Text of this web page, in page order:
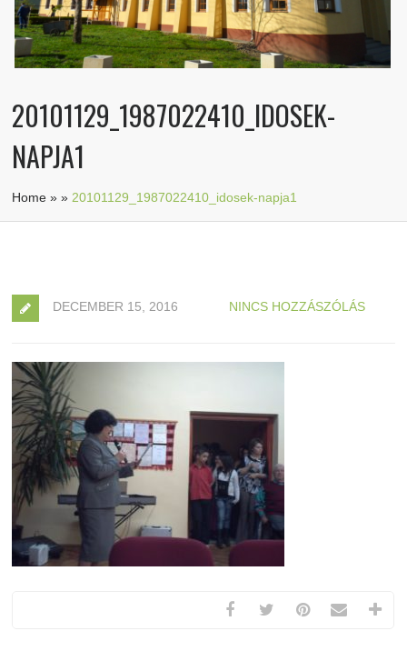
20101129_1987022410_IDOSEK-
NAPJA1
Home »» 20101129_1987022410_idosek-napja1
DECEMBER 15, 2016 NINCS HOZZÁSZÓLÁS